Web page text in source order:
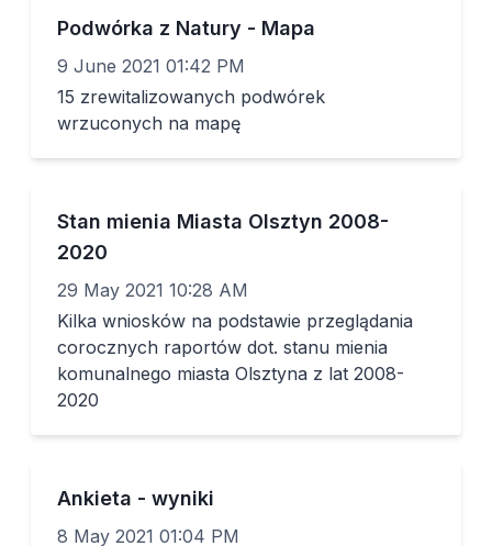
Podwórka z Natury - Mapa
9 June 2021 01:42 PM
15 zrewitalizowanych podwórek
wrzuconych na mapę
Stan mienia Miasta Olsztyn 2008-
2020
29 May 2021 10:28 AM
Kilka wniosków na podstawie przeglądania
corocznych raportów dot. stanu mienia
komunalnego miasta Olsztyna z lat 2008-
2020
Ankieta - wyniki
8 May 2021 01:04 PM